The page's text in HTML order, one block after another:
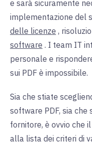
e sarà sicuramente
implementazione del
delle licenze ,
software . I team IT
personale e
sui PDF è impossibile.
Sia che stiate
software PDF, sia
fornitore, è ovvio che
alla lista dei criteri di